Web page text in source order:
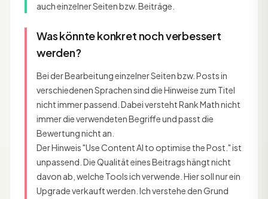
auch einzelner Seiten bzw. Beiträge.
Was könnte konkret noch verbessert
werden?
Bei der Bearbeitung einzelner Seiten bzw. Posts in
verschiedenen Sprachen sind die Hinweise zum Titel
nicht immer passend. Dabei versteht Rank Math nicht
immer die verwendeten Begriffe und passt die
Bewertung nicht an.
Der Hinweis "Use Content AI to optimise the Post." ist
unpassend. Die Qualität eines Beitrags hängt nicht
davon ab, welche Tools ich verwende. Hier soll nur ein
Upgrade verkauft werden. Ich verstehe den Grund